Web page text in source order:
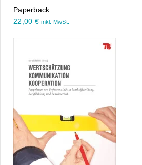
Paperback
22,00 € inkl. MwSt.